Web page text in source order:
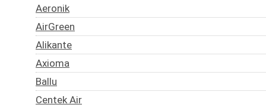
Aeronik
AirGreen
Alikante
Axioma
Ballu
Centek Air